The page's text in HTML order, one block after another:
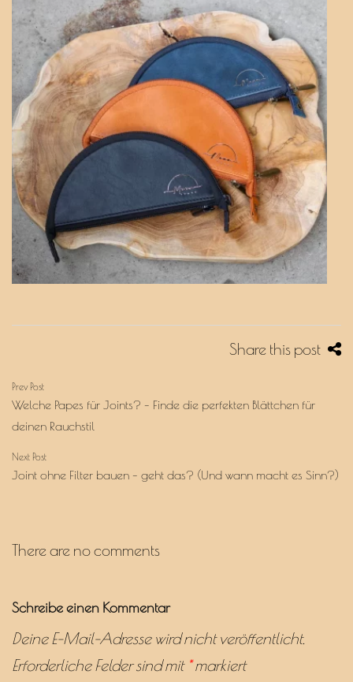
Share this post
Beitragsnavigation
Prev Post
Welche Papes für Joints? – Finde die perfekten Blättchen für
deinen Rauchstil
Next Post
Joint ohne Filter bauen – geht das? (Und wann macht es Sinn?)
There are no comments
Schreibe einen Kommentar
Deine E-Mail-Adresse wird nicht veröffentlicht.
Erforderliche Felder sind mit *markiert